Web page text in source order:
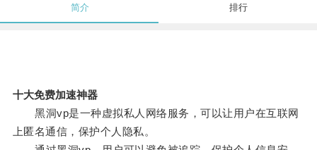
简介 排行
十大免费加速神器
黑洞vp是一种虚拟私人网络服务，可以让用户在互联网
上匿名通信，保护个人隐私。